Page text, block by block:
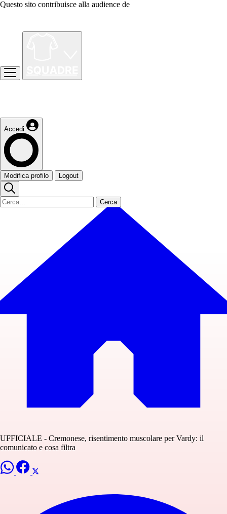
Questo sito contribuisce alla audience de
Accedi
Modifica profilo Logout
Cerca
UFFICIALE - Cremonese, risentimento muscolare per Vardy: il
comunicato e cosa filtra